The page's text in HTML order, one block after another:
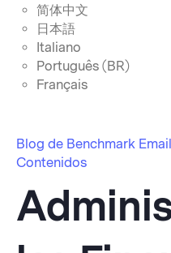
简体中文
日本語
Italiano
Português (BR)
Français
Blog de Benchmark Email
Contenidos